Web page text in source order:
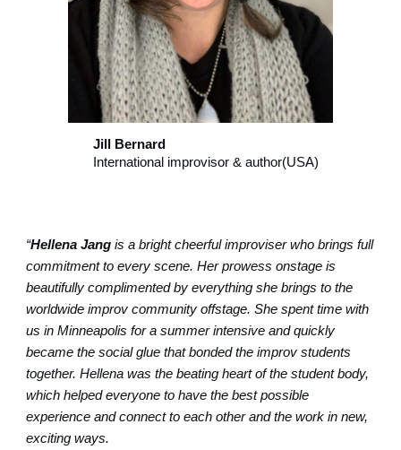
Jill Bernard
nternational improvisor & author(USA)
“Hellena Jang is a bright cheerful improviser who brings full
commitment to every scene. Her prowess onstage is
beautifully complimented by everything she brings to the
worldwide improv community offstage. She spent time with
us in Minneapolis for a summer intensive and quickly
became the social glue that bonded the improv students
together. Hellena was the beating heart of the student body,
which helped everyone to have the best possible
experience and connect to each other and the work in new,
exciting ways.